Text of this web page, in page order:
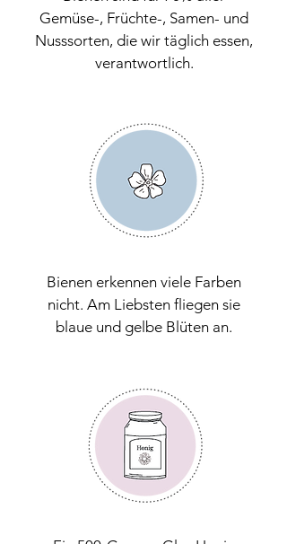
Gemüse-, Früchte-, Samen- und
Nusssorten, die wir täglich essen,
verantwortlich.
Bienen erkennen viele Farben
nicht. Am Liebsten fliegen sie
blaue und gelbe Blüten an.